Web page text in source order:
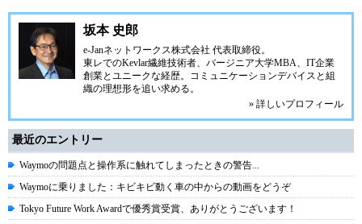
坂本 史郎
e-Janネットワークス株式会社 代表取締役。
東レでのKevlar繊維技術者、 バージニア大学MBA、IT企業
創業とユニークな経歴。 コミュニケーションデバイスと組
織の理想形を追い求める。
» 詳しいプロフィール
最近のエントリー
Waymoの問題点と操作系に触れてしまったときの警告...
Waymoに乗りました：キビキビ動く車の中からの動画をどうぞ
Tokyo Future Work Awardで優秀賞受賞、ありがとうございます！